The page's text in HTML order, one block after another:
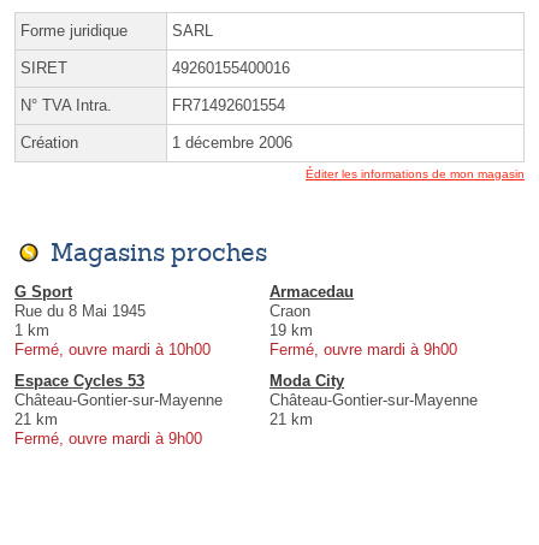
Forme juridique SARL
SIRET 49260155400016
N° TVA Intra. FR71492601554
Création 1 décembre 2006
Éditer les informations de mon magasin
Magasins proches
G Sport
Rue du 8 Mai 1945
1 km
Fermé, ouvre mardi à 10h00
Armacedau
Craon
19 km
Fermé, ouvre mardi à 9h00
Espace Cycles 53
Château-Gontier-sur-Mayenne
21 km
Fermé, ouvre mardi à 9h00
Moda City
Château-Gontier-sur-Mayenne
21 km